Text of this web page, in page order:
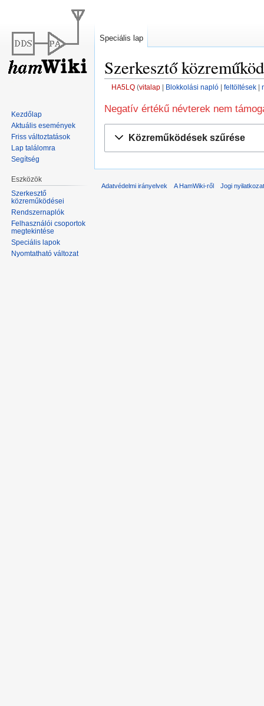
Szerkesztő
HA5LQ vitalap Blokkolási napló feltöltések
Ugrás
navigációhoz
Ugrás
kereséshez
Negatív értékű névterek nem
Közreműködések szűrése
Speciális lap
Kezdőlap
Aktuális események
Friss változtatások
Lap találomra
Segítség
Eszközök
Szerkesztő
közreműködései
Rendszernaplók
Felhasználói csoportok
megtekintése
Speciális lapok
Nyomtatható változat
Adatvédelmi irányelvek A HamWiki-ről Jogi